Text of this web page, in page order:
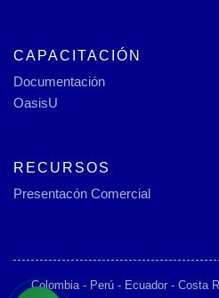
CAPACITACIÓN
Documentación
OasisU
RECURSOS
Presentacón Comercial
Colombia - Perú - Ecuador - Costa